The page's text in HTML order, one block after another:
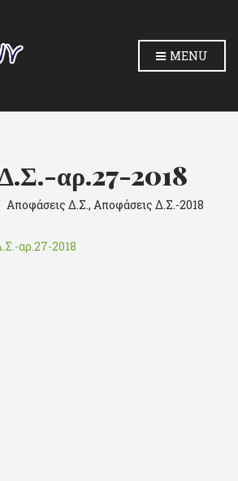
MENU
αρ.27-2018
Αποφάσεις Δ.Σ., Αποφάσεις Δ.Σ.-2018
αρ.27-2018